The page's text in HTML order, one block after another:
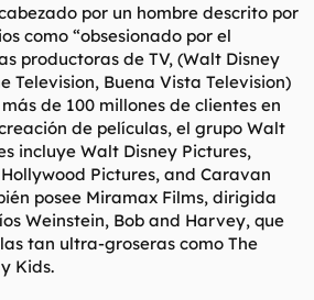
por un hombre descrito por
como “obsesionado por el
productoras de TV, (Walt Disney
Television, Buena Vista Television)
de 100 millones de clientes en
de películas, el grupo Walt
incluye Walt Disney Pictures,
Pictures, and Caravan
posee Miramax Films, dirigida
Weinstein, Bob and Harvey, que
tan ultra-groseras como The
Kids.